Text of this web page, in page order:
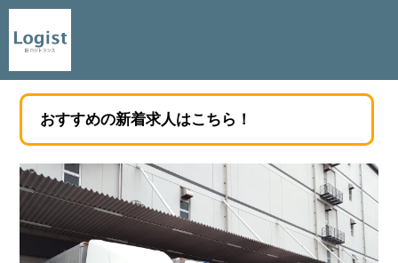
おすすめの新着求人はこちら！